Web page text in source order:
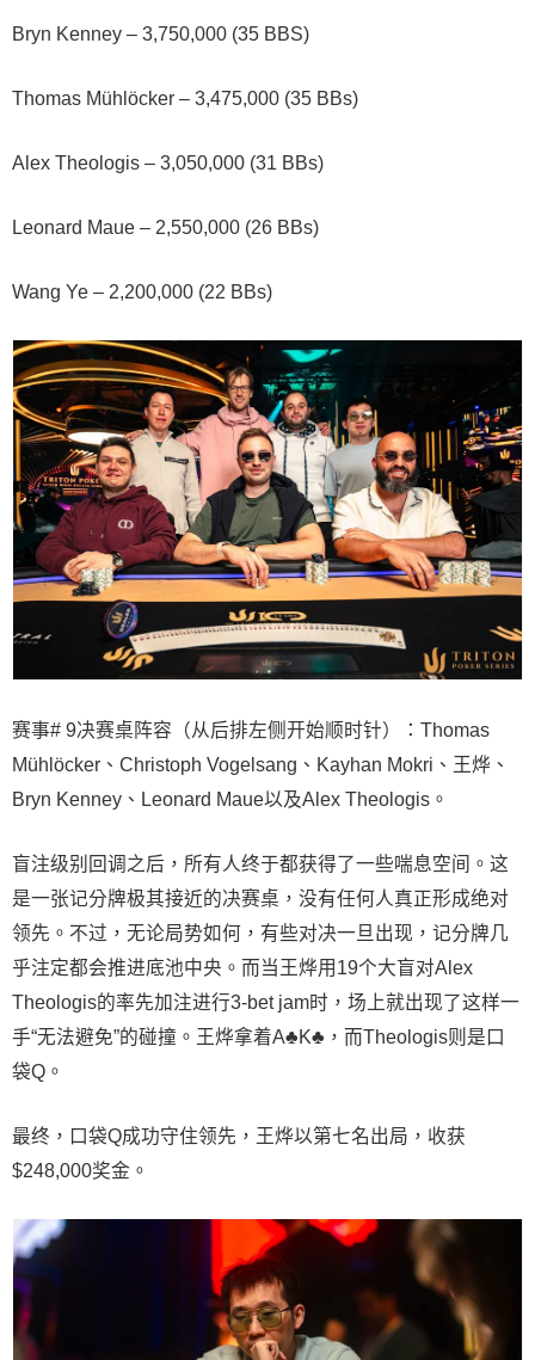
Bryn Kenney – 3,750,000 (35 BBS)
Thomas Mühlöcker – 3,475,000 (35 BBs)
Alex Theologis – 3,050,000 (31 BBs)
Leonard Maue – 2,550,000 (26 BBs)
Wang Ye – 2,200,000 (22 BBs)
赛事# 9决赛桌阵容（从后排左侧开始顺时针）：Thomas
Mühlöcker、Christoph Vogelsang、Kayhan Mokri、王烨、
Bryn Kenney、Leonard Maue以及Alex Theologis。
盲注级别回调之后，所有人终于都获得了一些喘息空间。这
是一张记分牌极其接近的决赛桌，没有任何人真正形成绝对
领先。不过，无论局势如何，有些对决一旦出现，记分牌几
乎注定都会推进底池中央。而当王烨用19个大盲对Alex
Theologis的率先加注进行3-bet jam时，场上就出现了这样一
手“无法避免”的碰撞。王烨拿着A♣K♣，而Theologis则是口
袋Q。
最终，口袋Q成功守住领先，王烨以第七名出局，收获
$248,000奖金。